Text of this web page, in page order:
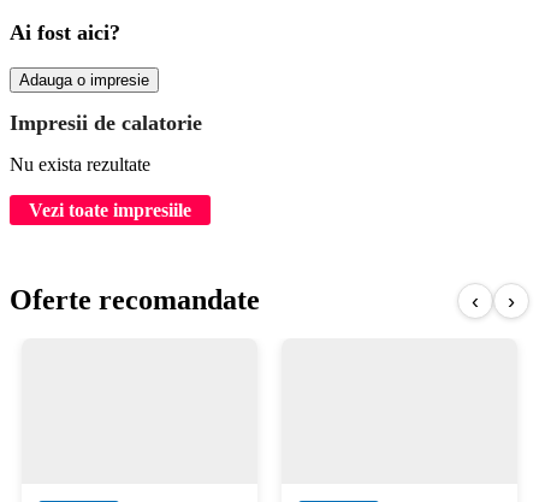
Ai fost aici?
Adauga o impresie
Impresii de calatorie
Nu exista rezultate
Vezi toate impresiile
Oferte recomandate ‹ ›